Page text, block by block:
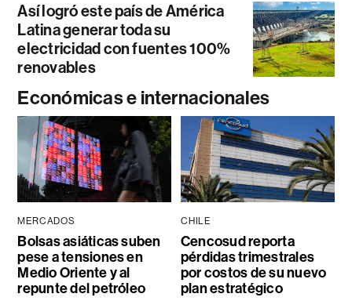
Así logró este país de América
Latina generar toda su
electricidad con fuentes 100%
renovables
Económicas e internacionales
MERCADOS
Bolsas asiáticas suben
pese a tensiones en
Medio Oriente y al
repunte del petróleo
CHILE
Cencosud reporta
pérdidas trimestrales
por costos de su nuevo
plan estratégico